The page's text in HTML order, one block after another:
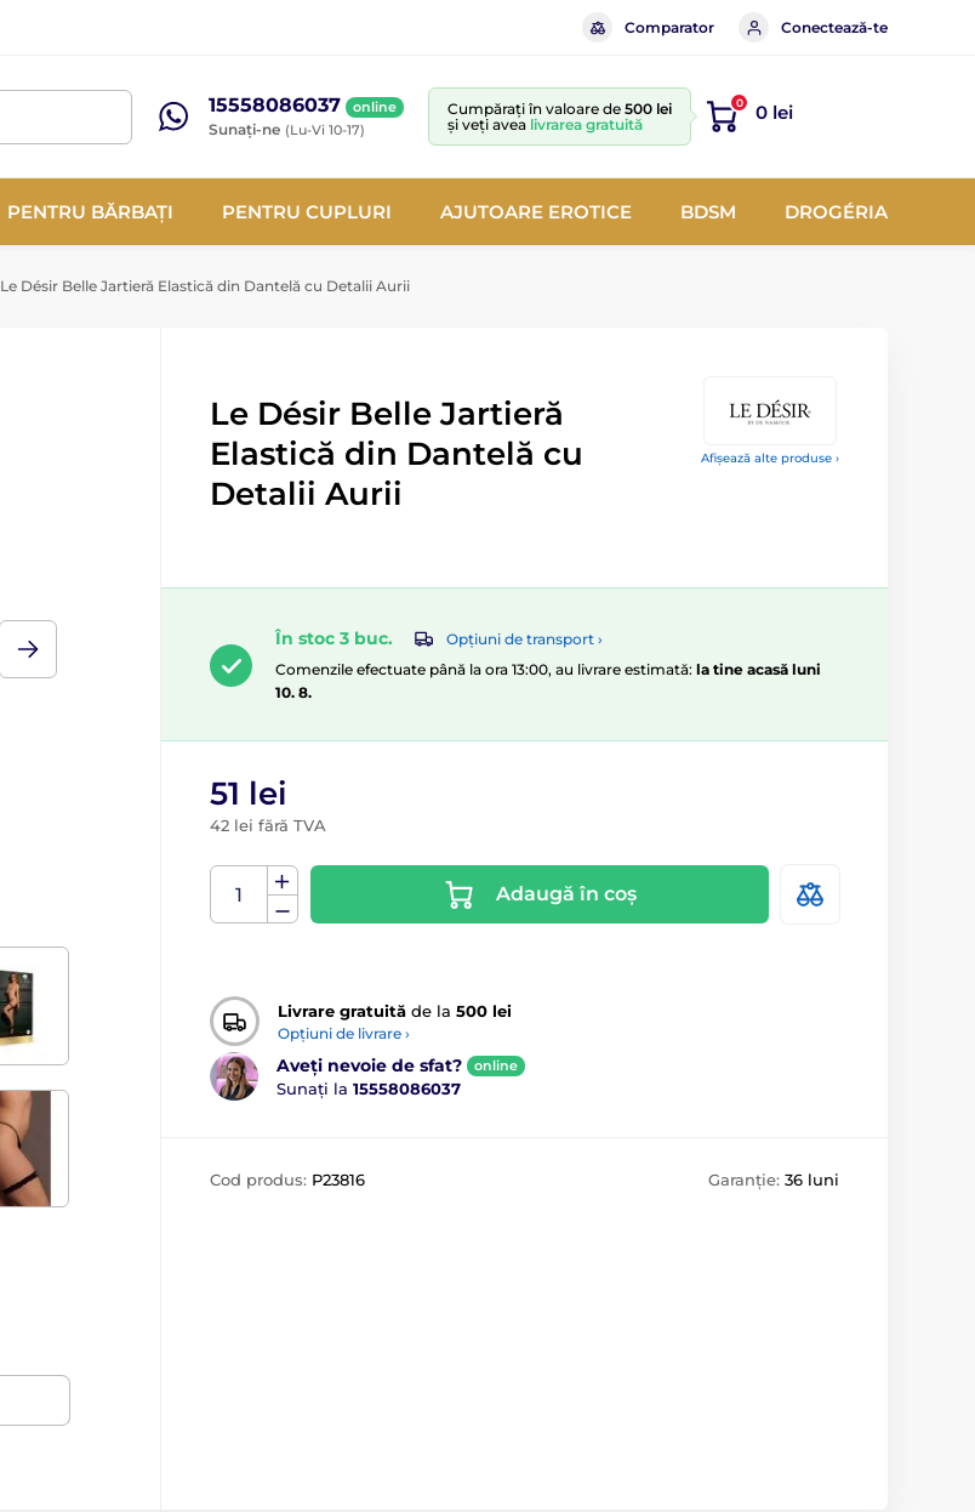
Comparator Conectează-te
15558086037 online
Sunați-ne (Lu-Vi 10-17)
Cumpărați în valoare de 500 lei
și veți avea livrarea gratuită
0 0 lei
PENTRU BĂRBAȚI PENTRU CUPLURI AJUTOARE EROTICE BDSM DROGÉRIA
Le Désir Belle Jartieră Elastică din Dantelă cu Detalii Aurii
Afișează alte produse ›
Le Désir Belle Jartieră
Elastică din Dantelă cu
Detalii Aurii
În stoc 3 buc.
Opțiuni de transport ›
Comenzile efectuate până la ora 13:00, au livrare estimată: la tine acasă luni
10. 8.
51 lei
42 lei fără TVA
Adaugă în coș
Livrare gratuită de la 500 lei
Opțiuni de livrare ›
Aveți nevoie de sfat? online
Sunați la 15558086037
Cod produs: P23816 Garanție: 36 luni